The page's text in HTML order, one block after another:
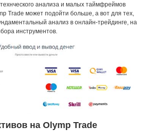
анализа и малых таймфреймов
Trade может подойти больше, а вот для тех,
анализ в онлайн-трейдинге, на
инструментов.
на Olymp Trade